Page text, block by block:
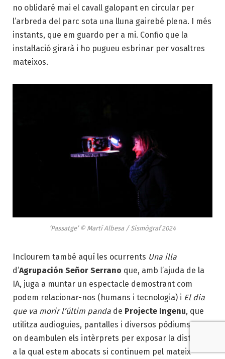
no oblidaré mai el cavall galopant en circular per
l’arbreda del parc sota una lluna gairebé plena. I més
instants, que em guardo per a mi. Confio que la
instal·lació girarà i ho pugueu esbrinar per vosaltres
mateixos.
‘Passatge’ © Martí Albesa / Sismògraf 2024
Inclourem també aquí les ocurrents Una illa
d’Agrupación Señor Serrano que, amb l’ajuda de la
IA, juga a muntar un espectacle demostrant com
podem relacionar-nos (humans i tecnologia) i El dia
que va morir l’últim panda de Projecte Ingenu, que
utilitza audioguies, pantalles i diversos pòdiums per
on deambulen els intèrprets per exposar la distopia
a la qual estem abocats si continuem pel mateix